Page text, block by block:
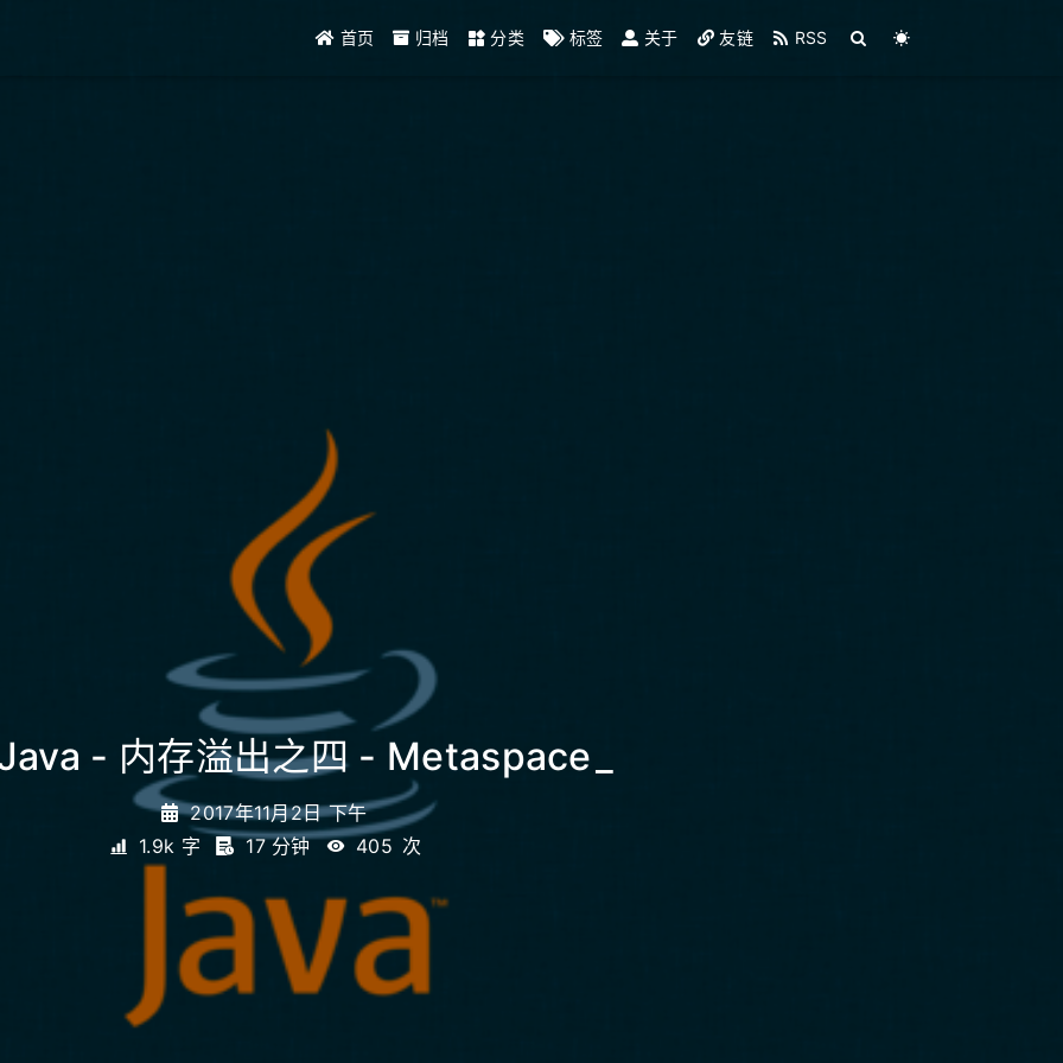
首页 归档 分类 标签 关于 友链 RSS
- 内存溢出之四 - Metaspace
2017年11月2日 下午
1.9k 字
17 分钟 405 次